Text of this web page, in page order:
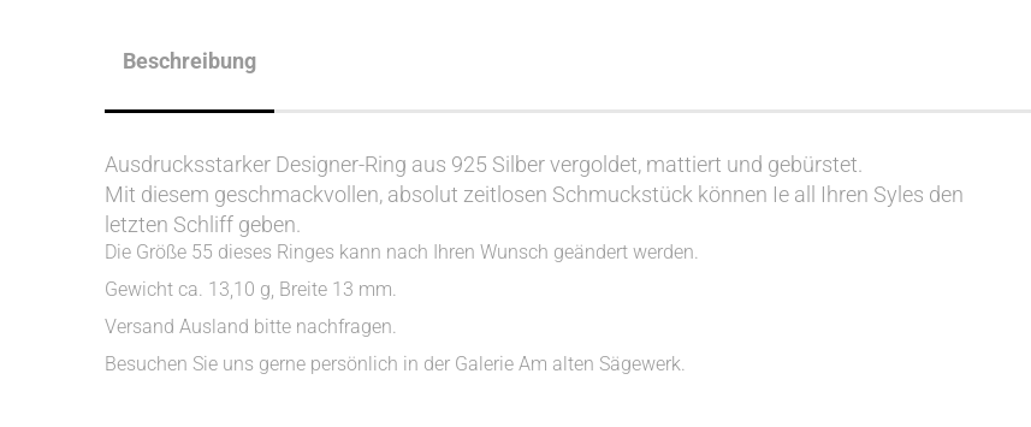
Beschreibung
Ausdrucksstarker Designer-Ring aus 925 Silber vergoldet, mattiert und gebürstet.
Mit diesem geschmackvollen, absolut zeitlosen Schmuckstück können Ie all Ihren Syles den
letzten Schliff geben.
Die Größe 55 dieses Ringes kann nach Ihren Wunsch geändert werden.
Gewicht ca. 13,10 g, Breite 13 mm.
Versand Ausland bitte nachfragen.
Besuchen Sie uns gerne persönlich in der Galerie Am alten Sägewerk.